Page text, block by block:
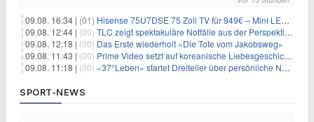
09.08. 16:34 | (01) Hisense 75U7DSE 75 Zoll TV für 949€ – Mini LED, 144Hz, 2026
09.08. 12:44 | (00) TLC zeigt spektakuläre Notfälle aus der Perspektive der Patienten
09.08. 12:18 | (00) Das Erste wiederholt «Die Tote vom Jakobsweg»
09.08. 11:43 | (00) Prime Video setzt auf koreanische Liebesgeschichte
09.08. 11:18 | (00) «37°Leben» startet Dreiteiler über persönliche Neuanfänge
SPORT-NEWS